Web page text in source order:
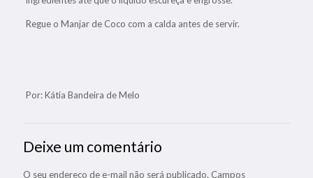
Regue o Manjar de Coco com a calda antes de servir.
Por: Kátia Bandeira de Melo
Deixe um comentário
O seu endereço de e-mail não será publicado. Campos